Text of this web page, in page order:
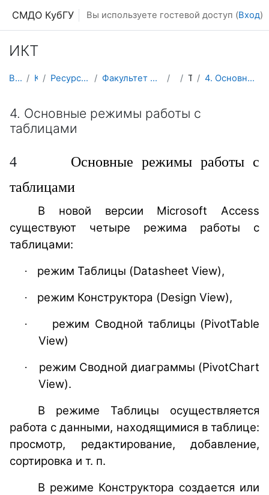
СМДО КубГУ Вы используете гостевой доступ (Вход)
ИКТ
В начало Курсы Ресурсы подразделений КубГУ Факультет Математики и компьютерных наук ИКТ Тема 3 4. Основные режимы работы с таблицами
4. Основные режимы работы с
таблицами
4
Основные режимы работы с
таблицами
В новой версии Microsoft Access
существуют четыре режима работы с
таблицами:
· режим Таблицы (Datasheet View),
· режим Конструктора (Design View),
·
режим Сводной таблицы (PivotTable
View)
·
режим Сводной диаграммы (PivotChart
View).
В режиме Таблицы осуществляется
работа с данными, находящимися в таблице:
просмотр, редактирование, добавление,
сортировка и т. п.
В режиме Конструктора создается или